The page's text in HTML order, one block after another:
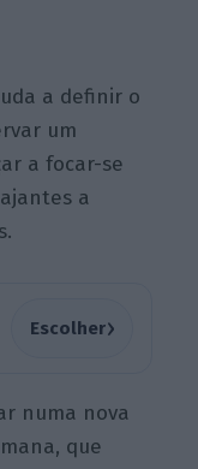
a definir o
um
a focar-se
a
Escolher›
numa nova
que